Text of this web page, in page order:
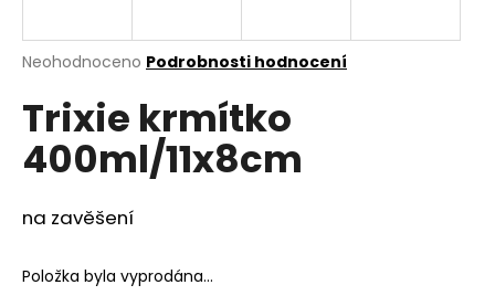
Průměrné
produktu
0,0
z
hvězdiček.
Neohodnoceno Podrobnosti hodnocení
Trixie krmítko
400ml/11x8cm
na zavěšení
Položka byla vyprodána…
j
t
?